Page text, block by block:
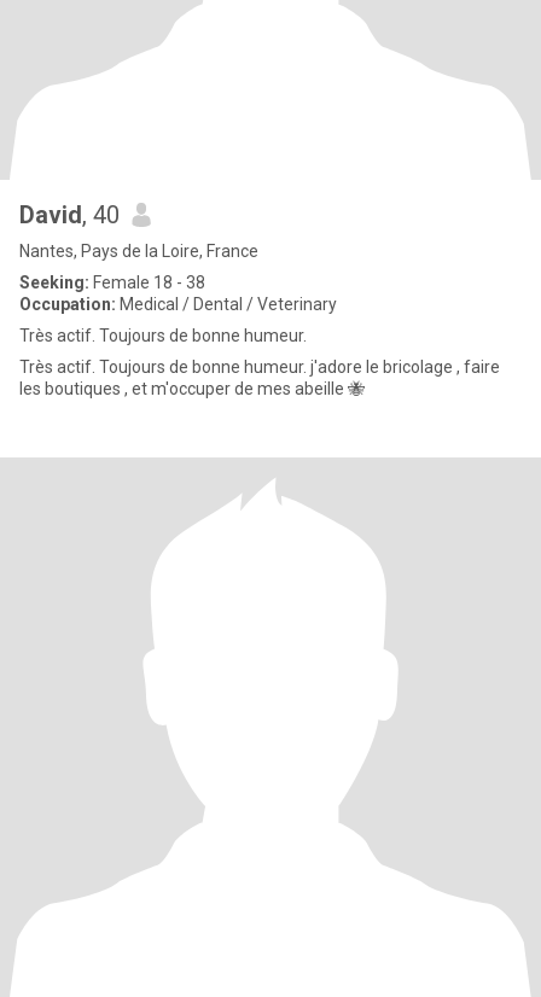
David, 40
Nantes, Pays de la Loire, France
Seeking: Female 18 - 38
Occupation: Medical / Dental / Veterinary
Très actif. Toujours de bonne humeur.
Très actif. Toujours de bonne humeur. j'adore le bricolage , faire
les boutiques , et m'occuper de mes abeille 🐝